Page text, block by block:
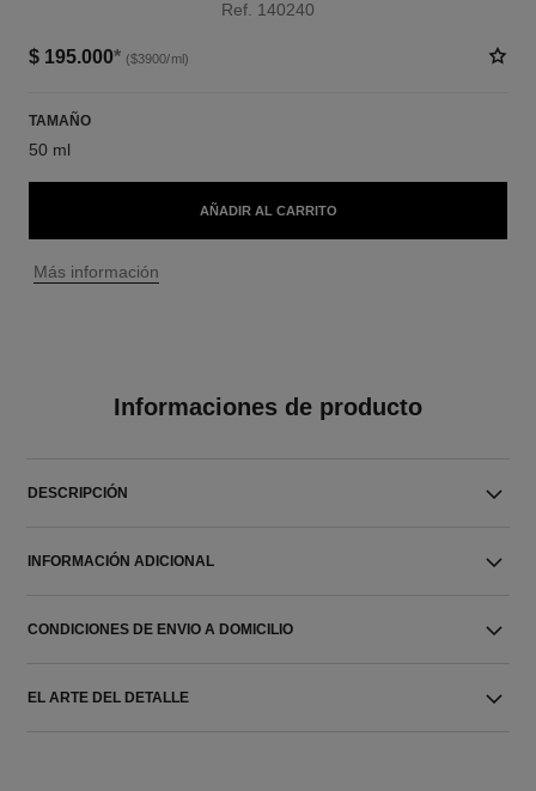
Ref. 140240
$ 195.000* ($3900/ml)
TAMAÑO
50 ml
AÑADIR AL CARRITO
↩
Más información
Informaciones de producto
DESCRIPCIÓN
INFORMACIÓN ADICIONAL
CONDICIONES DE ENVIO A DOMICILIO
EL ARTE DEL DETALLE